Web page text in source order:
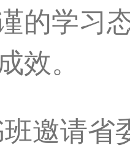
的学习
效。​
请省委